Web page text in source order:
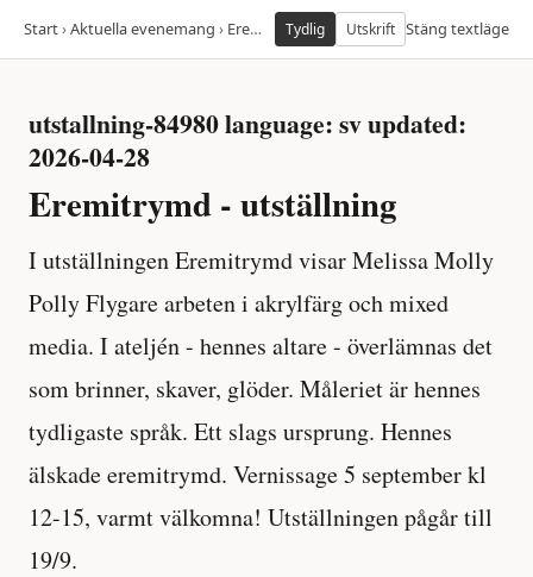
Start›Aktuella evenemang › Eremitrymd utstallning 84980 Tydlig Utskrift Stäng textläge
utstallning-84980 language: sv updated:
2026-04-28
Eremitrymd - utställning
I utställningen Eremitrymd visar Melissa Molly
Polly Flygare arbeten i akrylfärg och mixed
media. I ateljén - hennes altare - överlämnas det
som brinner, skaver, glöder. Måleriet är hennes
tydligaste språk. Ett slags ursprung. Hennes
älskade eremitrymd. Vernissage 5 september kl
12-15, varmt välkomna! Utställningen pågår till
19/9.